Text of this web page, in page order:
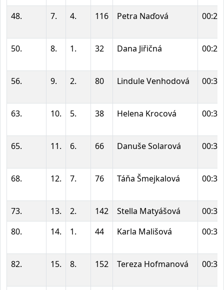
48. 7. 4. 116 Petra Naďová
50. 8. 1. 32 Dana Jiřičná
56. 9. 2. 80 Lindule Venhodová
63. 10. 5. 38 Helena Krocová
65. 11. 6. 66 Danuše Solarová
68. 12. 7. 76 Táňa Šmejkalová
73. 13. 2. 142 Stella Matyášová
80.
14. 1. 44 Karla Mališová
82. 15. 8. 152 Tereza Hofmanová